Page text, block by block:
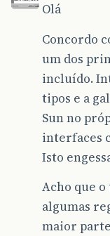
Olá
Concordo
um dos
incluído.
tipos e a
Sun no
interfaces
Isto
Acho que
algumas
maior